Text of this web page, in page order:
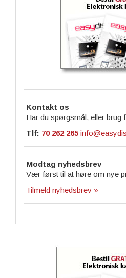
Kontakt os
Har du spørgsmål, eller brug
Tlf: 70 262 265
Modtag nyhedsbrev
Vær først til at høre om nye
Tilmeld nyhedsbrev »